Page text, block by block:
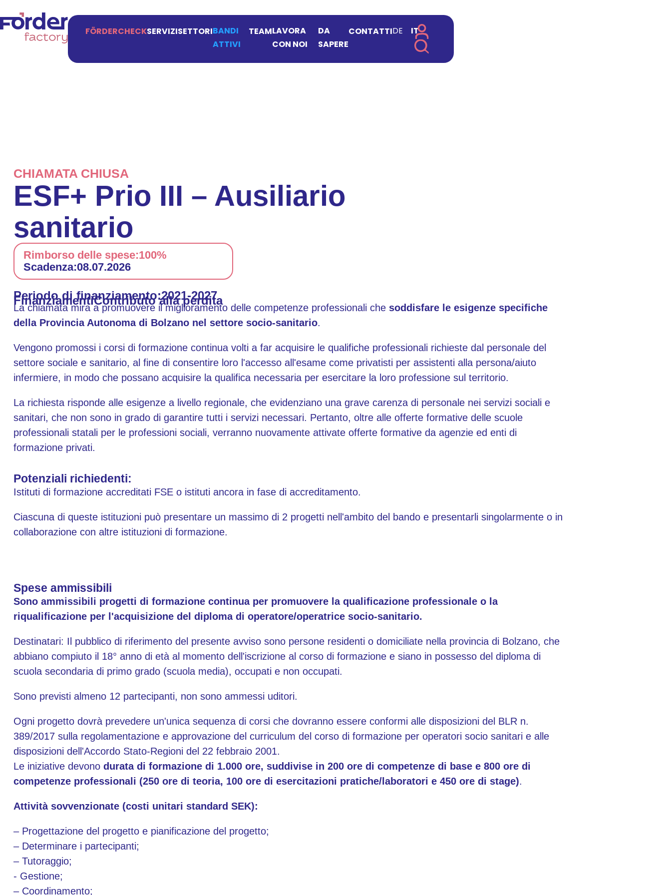
FÖRDERCHECKSERVIZISETTORIBANDI
ATTIVI
TEAMLAVORA
CON NOI
DA
SAPERE
CONTATTIDE IT
CHIAMATA CHIUSA
ESF+ Prio III – Ausiliario
sanitario
Rimborso delle spese:100%
Scadenza:08.07.2026
Periodo di finanziamento:2021-2027
FinanziamentiContributo alla perdita
La chiamata mira a promuovere il miglioramento delle competenze professionali che soddisfare le esigenze specifiche
della Provincia Autonoma di Bolzano nel settore socio-sanitario.
Vengono promossi i corsi di formazione continua volti a far acquisire le qualifiche professionali richieste dal personale del
settore sociale e sanitario, al fine di consentire loro l'accesso all'esame come privatisti per assistenti alla persona/aiuto
infermiere, in modo che possano acquisire la qualifica necessaria per esercitare la loro professione sul territorio.
La richiesta risponde alle esigenze a livello regionale, che evidenziano una grave carenza di personale nei servizi sociali e
sanitari, che non sono in grado di garantire tutti i servizi necessari. Pertanto, oltre alle offerte formative delle scuole
professionali statali per le professioni sociali, verranno nuovamente attivate offerte formative da agenzie ed enti di
formazione privati.
Potenziali richiedenti:
Istituti di formazione accreditati FSE o istituti ancora in fase di accreditamento.
Ciascuna di queste istituzioni può presentare un massimo di 2 progetti nell'ambito del bando e presentarli singolarmente o in
collaborazione con altre istituzioni di formazione.
Spese ammissibili
Sono ammissibili progetti di formazione continua per promuovere la qualificazione professionale o la
riqualificazione per l'acquisizione del diploma di operatore/operatrice socio-sanitario.
Destinatari: Il pubblico di riferimento del presente avviso sono persone residenti o domiciliate nella provincia di Bolzano, che
abbiano compiuto il 18° anno di età al momento dell'iscrizione al corso di formazione e siano in possesso del diploma di
scuola secondaria di primo grado (scuola media), occupati e non occupati.
Sono previsti almeno 12 partecipanti, non sono ammessi uditori.
Ogni progetto dovrà prevedere un'unica sequenza di corsi che dovranno essere conformi alle disposizioni del BLR n.
389/2017 sulla regolamentazione e approvazione del curriculum del corso di formazione per operatori socio sanitari e alle
disposizioni dell'Accordo Stato-Regioni del 22 febbraio 2001.
Le iniziative devono durata di formazione di 1.000 ore, suddivise in 200 ore di competenze di base e 800 ore di
competenze professionali (250 ore di teoria, 100 ore di esercitazioni pratiche/laboratori e 450 ore di stage).
Attività sovvenzionate (costi unitari standard SEK):
– Progettazione del progetto e pianificazione del progetto;
– Determinare i partecipanti;
– Tutoraggio;
- Gestione;
– Coordinamento;